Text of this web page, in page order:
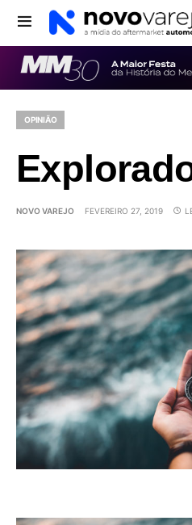
OPINIÃO
NOVO VAREJO FEVEREIRO 27, 2019